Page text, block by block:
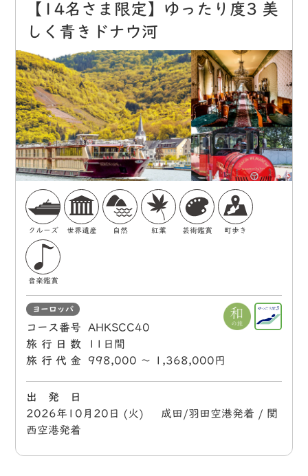
【14名さま限定】ゆったり度3 美
しく青きドナウ河
クルーズ 世界遺産 自然 紅葉 芸術鑑賞 町歩き
音楽鑑賞
ヨーロッパ
コース番号
AHKSCC40
旅行日数
11日間
旅行代金
998,000 〜 1,368,000円
出 発 日
2026年10月20日 (火) 成田/羽田空港発着 / 関
西空港発着